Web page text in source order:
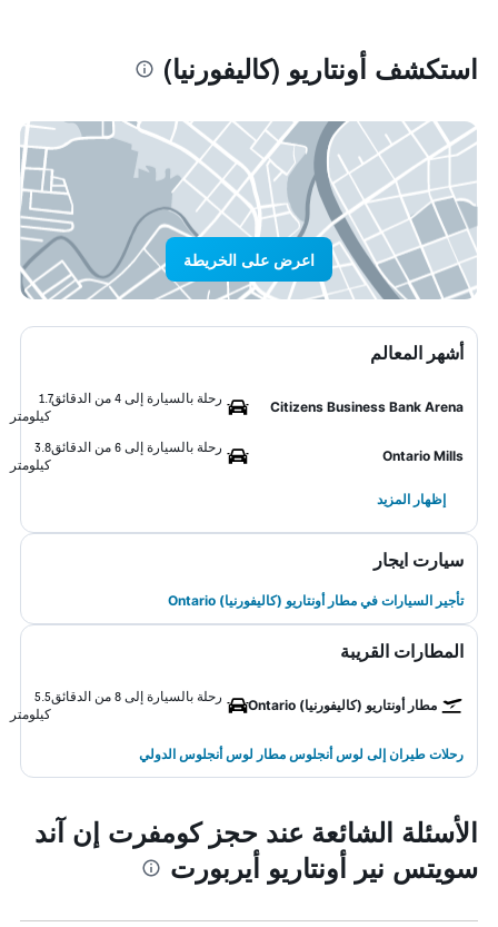
استكشف أونتاريو (كاليفورنيا)
اعرض على الخريطة
أشهر المعالم
Citizens Business Bank Arena
رحلة بالسيارة إلى 4 من الدقائق
1.7
كيلومتر
Ontario Mills
رحلة بالسيارة إلى 6 من الدقائق
3.8
كيلومتر
إظهار المزيد
سيارت ايجار
تأجير السيارات في مطار أونتاريو (كاليفورنيا) Ontario
المطارات القريبة
مطار أونتاريو (كاليفورنيا) Ontario
رحلة بالسيارة إلى 8 من الدقائق
5.5
كيلومتر
رحلات طيران إلى لوس أنجلوس مطار لوس أنجلوس الدولي
الأسئلة الشائعة عند حجز كومفرت إن آند
سويتس نير أونتاريو أيربورت